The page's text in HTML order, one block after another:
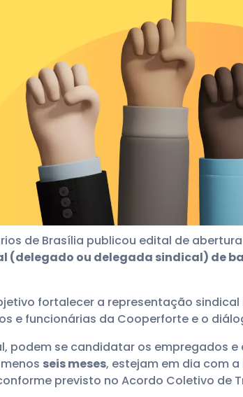
de Brasília publicou edital de
(delegado ou delegada sindical) de
fortalecer a representação
e funcionárias da Cooperforte e o
podem se candidatar os empregados
seis meses, estejam em dia com
previsto no Acordo Coletivo de